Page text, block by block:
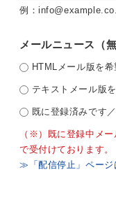
例：
メールニュース（無
HTMLメール版を希
テキストメール版
既に登録済みです
（※）既に登録中メ
で受付けております。
≫「配信停止」ページ